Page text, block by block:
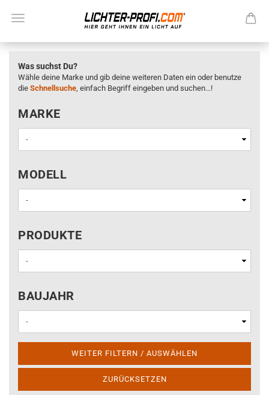
Was suchst Du?
Wähle deine Marke und gib deine weiteren Daten ein oder benutze
die Schnellsuche, einfach Begriff eingeben und suchen...!
MARKE
MARKE
MODELL
MODELL
PRODUKTE
PRODUKTE
BAUJAHR
BAUJAHR
WEITER FILTERN / AUSWÄHLEN
ZURÜCKSETZEN